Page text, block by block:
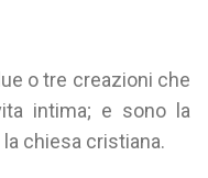
o tre creazioni che
intima; e sono la
chiesa cristiana.